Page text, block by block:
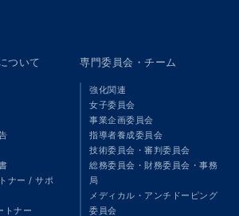
ついて
ナー / サポ
トナー
専門委員会・チーム
強化関連
女子委員会
事業企画委員会
指導者養成委員会
技術委員会・審判委員会
総務委員会・財務委員会・事務
局
メディカル・アンチドーピング
委員会